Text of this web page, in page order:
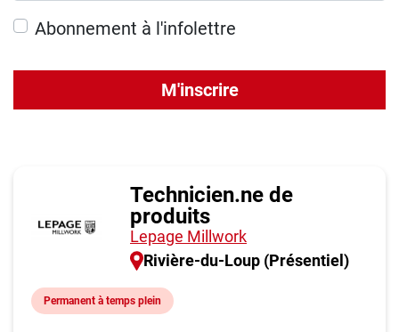
Abonnement à l'infolettre
M'inscrire
Technicien.ne de
produits
Lepage Millwork
Rivière-du-Loup (Présentiel)
Permanent à temps plein